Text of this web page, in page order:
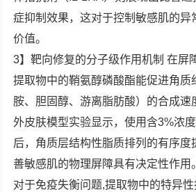
症抑制效果，这对于控制敏感肌的异
价值。
3】靶向修复的分子级作用机制 在屏
提取物中的鞘氨醇磷酸酯能促进角质
胺、胆固醇、游离脂肪酸）的合成速
外皮肤模型实验显示，使用含3%浓
后，角质层结构性脂质排列的有序度
善敏感肌的物理屏障具有决定性作用。
对于免疫失衡问题,提取物中的特异性